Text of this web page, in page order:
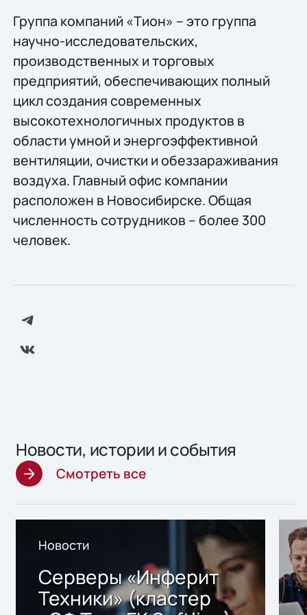
Группа компаний «Тион» – это группа
научно-исследовательских,
производственных и торговых
предприятий, обеспечивающих полный
цикл создания современных
высокотехнологичных продуктов в
области умной и энергоэффективной
вентиляции, очистки и обеззараживания
воздуха. Главный офис компании
расположен в Новосибирске. Общая
численность сотрудников – более 300
человек.
Новости, истории и события
Смотреть все
Новости
Серверы «Инферит
Техники» (кластер